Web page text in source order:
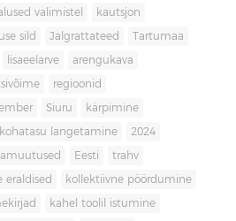
valimistel kautsjon
sild Jalgrattateed Tartumaa
lisaeelarve arengukava
regioonid
Siuru kärpimine
kohatasu langetamine 2024
Eesti trahv
eraldised kollektiivne pöördumine
kahel toolil istumine